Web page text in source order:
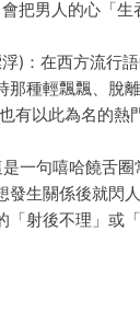
把男人的心「生
)：在西方流行語
那種輕飄飄、脫
有以此為名的熱
一句嘻哈饒舌圈
發生關係後就閃人
射後不理」或「